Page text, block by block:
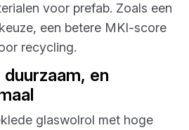
voor prefab. Zoals een
een betere MKI-score
recycling.
en
glaswolrol met hoge